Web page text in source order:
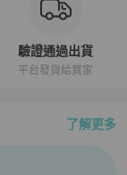
驗證通過出貨
平台發貨給買家
了解更多
紹